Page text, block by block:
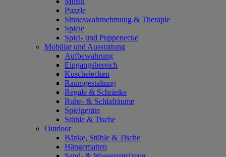
Puzzle
Sinneswahrnehmung & Therapie
Spiele
Spiel- und Puppenecke
Mobiliar und Ausstattung
Aufbewahrung
Eingangsbereich
Kuschelecken
Raumgestaltung
Regale & Schränke
Ruhe- & Schlafräume
Spielgeräte
Stühle & Tische
Outdoor
Bänke, Stühle & Tische
Hängematten